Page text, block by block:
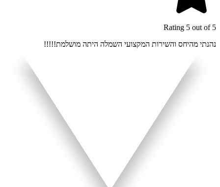
Rating 5 out of 5
נהנתי מהיחס והשירות המקצועי השמלה היתה מושלמת!!!!!